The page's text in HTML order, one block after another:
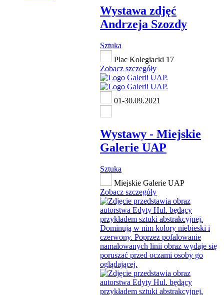
Wystawa zdjęć
Andrzeja Szozdy
Sztuka
Plac Kolegiacki 17
Zobacz szczegóły
01-30.09.2021
Wystawy - Miejskie
Galerie UAP
Sztuka
Miejskie Galerie UAP
Zobacz szczegóły